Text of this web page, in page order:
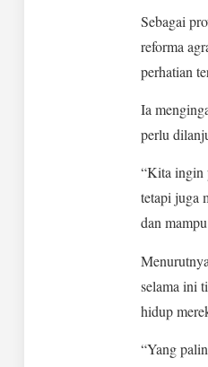
Sebagai
reforma
perhatian
Ia
perlu
“Kita ingin
tetapi juga
dan
selama ini
hidup
“Yang